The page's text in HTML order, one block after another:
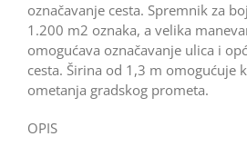
označavanje cesta. Spremnik za
1.200 m2 oznaka, a velika
omogućava označavanje ulica i
cesta. Širina od 1,3 m omogućuje
ometanja gradskog prometa.
OPIS